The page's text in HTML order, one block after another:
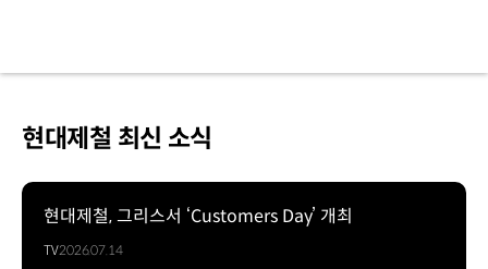
현대제철 최신 소식
현대제철, 그리스서 ‘Customers Day’ 개최
TV2026.07.14